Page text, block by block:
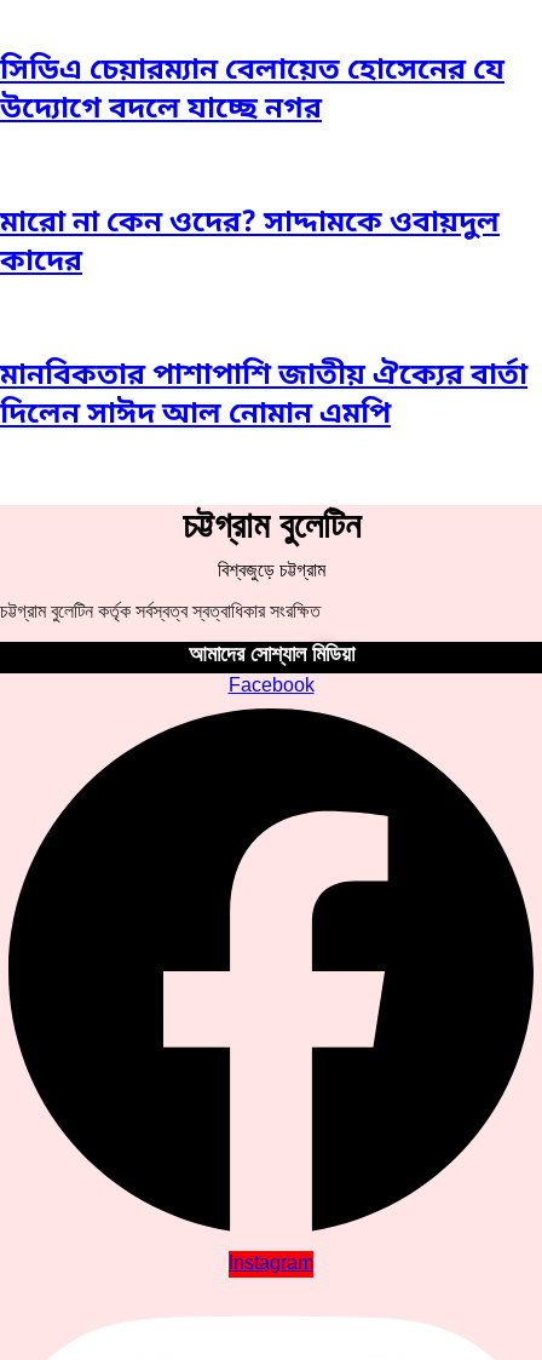
সিডিএ চেয়ারম্যান বেলায়েত হোসেনের যে
উদ্যোগে বদলে যাচ্ছে নগর
মারো না কেন ওদের? সাদ্দামকে ওবায়দুল
কাদের
মানবিকতার পাশাপাশি জাতীয় ঐক্যের বার্তা
দিলেন সাঈদ আল নোমান এমপি
চট্টগ্রাম বুলেটিন
বিশ্বজুড়ে চট্টগ্রাম
চট্টগ্রাম বুলেটিন কর্তৃক সর্বস্বত্ব স্বত্বাধিকার সংরক্ষিত
আমাদের সোশ্যাল মিডিয়া
Facebook
Instagram